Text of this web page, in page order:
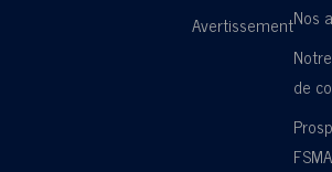
AvertissementNos
de
FSMA